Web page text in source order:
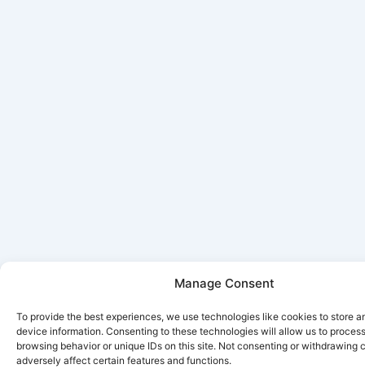
Manage Consent
To provide the best experiences, we use technologies like cookies to store
device information. Consenting to these technologies will allow us to
browsing behavior or unique IDs on this site. Not consenting or withdrawing
adversely affect certain features and functions.